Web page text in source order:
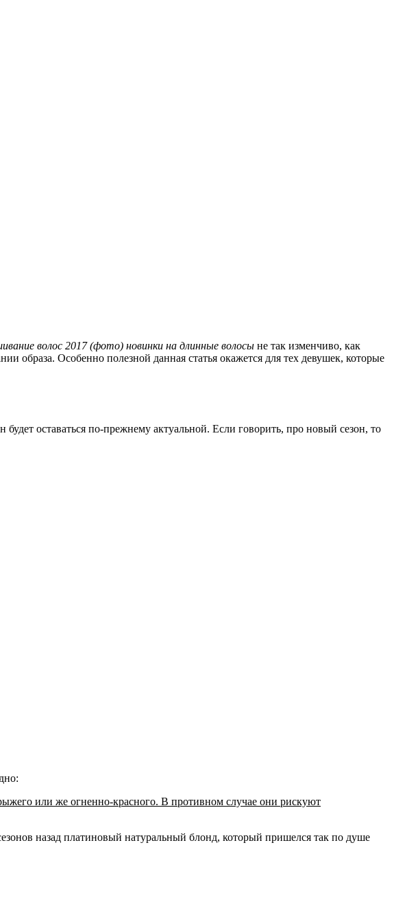
волос 2017 (фото) новинки на длинные волосы не так изменчиво, как
образа. Особенно полезной данная статья окажется для тех девушек, которые
будет оставаться по-прежнему актуальной. Если говорить, про новый сезон, то
или же огненно-красного. В противном случае они рискуют
назад платиновый натуральный блонд, который пришелся так по душе